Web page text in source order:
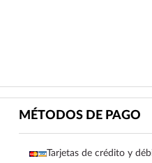
MÉTODOS DE PAGO
Tarjetas de crédito y